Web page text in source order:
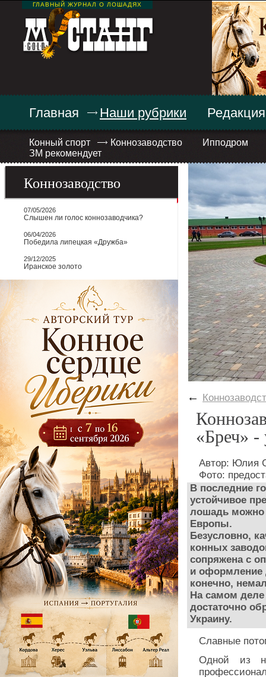
ГЛАВНЫЙ ЖУРНАЛ О ЛОШАДЯХ
Главная Наши рубрики
Конный спорт Коннозаводство
Ипподром
ЗМ рекомендует
Редакция
Коннозаводство
07/05/2026
Слышен ли голос коннозаводчика?
06/04/2026
Победила липецкая «Дружба»
29/12/2025
Иранское золото
←
«Бреч» -
Автор: Юлия
Фото:
В последние
устойчивое
лошадь можно
Европы.
Безусловно,
конных
сопряжена с
и оформление
конечно,
На самом деле
достаточно
Украину.
Славные
Одной из